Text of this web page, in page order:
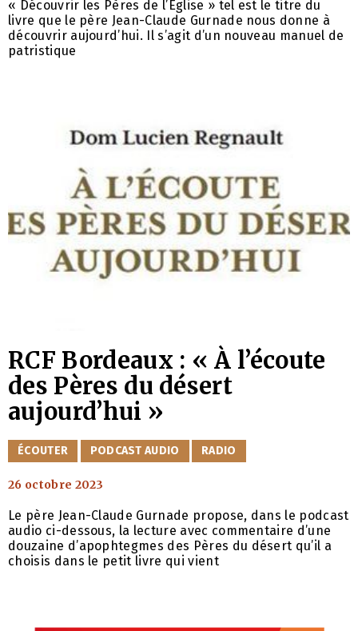
« Découvrir les Pères de l’Église » tel est le titre du
livre que le père Jean-Claude Gurnade nous donne à
découvrir aujourd’hui. Il s’agit d’un nouveau manuel de
patristique
RCF Bordeaux : « À l’écoute
des Pères du désert
aujourd’hui »
CATÉGORIES
ÉCOUTER PODCAST AUDIO RADIO
26 octobre 2023
Le père Jean-Claude Gurnade propose, dans le podcast
audio ci-dessous, la lecture avec commentaire d’une
douzaine d’apophtegmes des Pères du désert qu’il a
choisis dans le petit livre qui vient